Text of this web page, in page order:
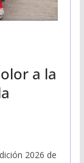
a la
2026 de